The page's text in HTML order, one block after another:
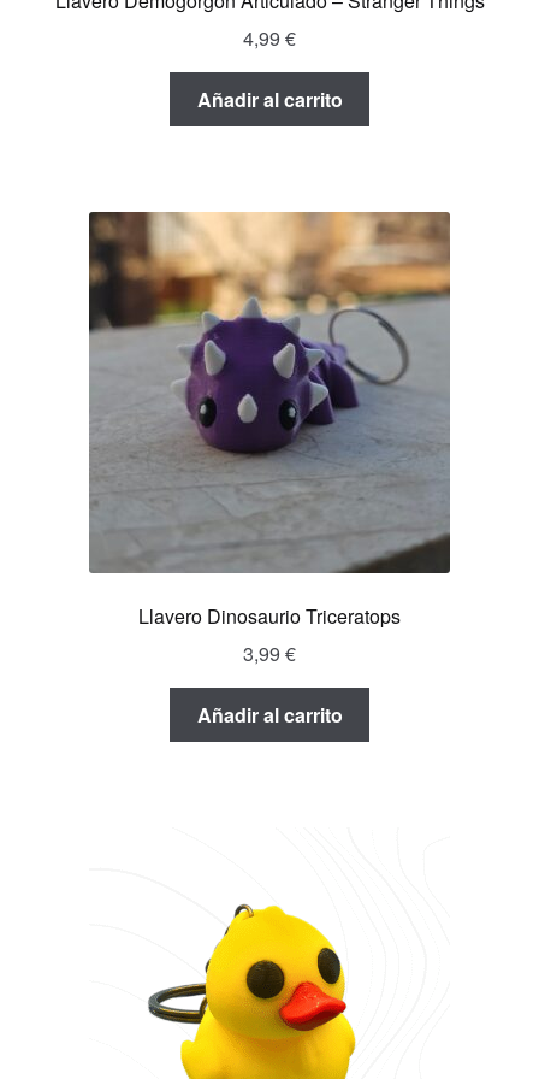
4,99 €
Añadir al carrito
Llavero Dinosaurio Triceratops
3,99 €
Añadir al carrito